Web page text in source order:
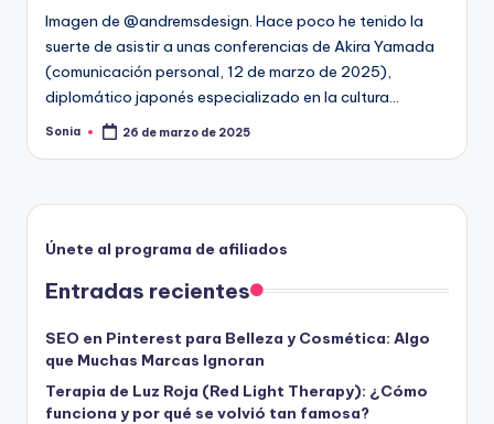
Imagen de @andremsdesign. Hace poco he tenido la
suerte de asistir a unas conferencias de Akira Yamada
(comunicación personal, 12 de marzo de 2025),
diplomático japonés especializado en la cultura…
Publicado
Sonia 26 de marzo de 2025
Únete al programa de afiliados
Entradas recientes
SEO en Pinterest para Belleza y Cosmética: Algo
que Muchas Marcas Ignoran
Terapia de Luz Roja (Red Light Therapy): ¿Cómo
funciona y por qué se volvió tan famosa?